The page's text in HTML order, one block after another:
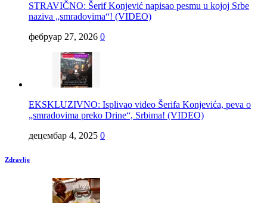
STRAVIČNO: Šerif Konjević napisao pesmu u kojoj Srbe
naziva „smradovima“! (VIDEO)
фебруар 27, 2026 0
EKSKLUZIVNO: Isplivao video Šerifa Konjevića, peva o
„smradovima preko Drine“, Srbima! (VIDEO)
децембар 4, 2025 0
Zdravlje